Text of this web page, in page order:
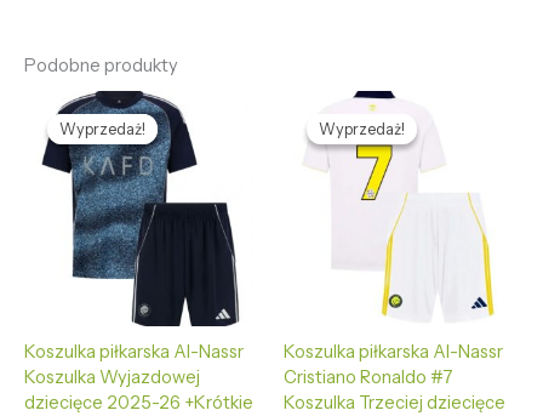
Podobne produkty
Wyprzedaż!
Wyprzedaż!
Koszulka piłkarska Al-Nassr
Koszulka Wyjazdowej
dziecięce 2025-26 +Krótkie
Pierwotna
cena
wynosiła:
469,86 zł.
Aktualna
cena
wynosi:
125,68 zł.
Wyprzedaż!
Wyprzedaż!
Koszulka piłkarska Al-Nassr
Cristiano Ronaldo #7
Koszulka Trzeciej dziecięce
Pierwotna
cena
wynosiła:
469,86 zł.
wynosi:
125,68 zł.